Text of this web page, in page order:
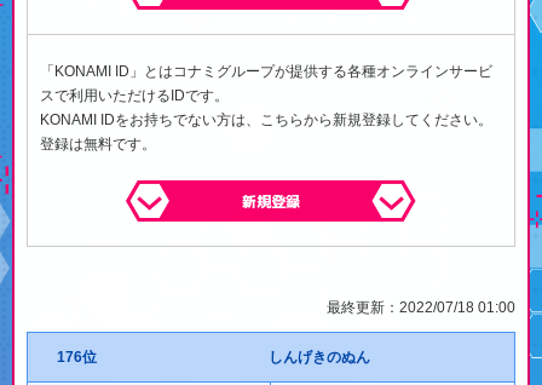
「KONAMI ID」とはコナミグループが提供する各種オンラインサービ
スで利用いただけるIDです。
KONAMI IDをお持ちでない方は、こちらから新規登録してください。
登録は無料です。
新規登録
最終更新：2022/07/18 01:00
176位 しんげきのぬん